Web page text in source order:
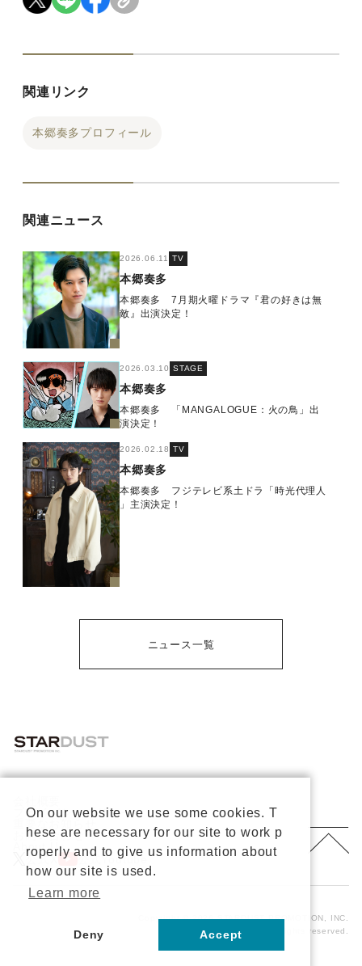
関連リンク
本郷奏多プロフィール
関連ニュース
2026.06.11 TV
本郷奏多
本郷奏多 7月期火曜ドラマ『君の好きは無
敵』出演決定！
2026.03.10 STAGE
本郷奏多
本郷奏多 「MANGALOGUE：火の鳥」出
演決定！
2026.02.18 TV
本郷奏多
本郷奏多 フジテレビ系土ドラ「時光代理人
」主演決定！
ニュース一覧
プライバシーポリシー
重要なお知らせ
お問い合わせ
About Us
公式X
公式Youtube
Copyright © 2026 STARDUST PROMOTION, INC.
All rights reserved.
On our website we use some cookies. T
hese are necessary for our site to work p
roperly and to give us information about
how our site is used.
Learn more
Deny Accept